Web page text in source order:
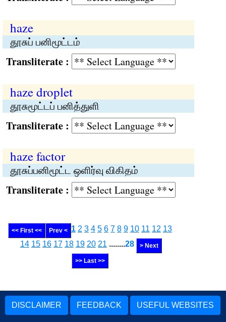
haze
தூசுப் பனிமூட்டம்
:
haze droplet
தூசுமூட்டப் பனித்துளி
:
haze factor
தூசுப்பனிமூட்ட ஒளிர்வு விகிதம்
:
<< First << Prev < 1 2 3 4 5 6 7 8 9 10 11 12 13
14 15 16 17 18 19 20 21 ........28 > Next
>> Last >>
DISCLAIMER FEEDBACK USEFUL WEBSITES